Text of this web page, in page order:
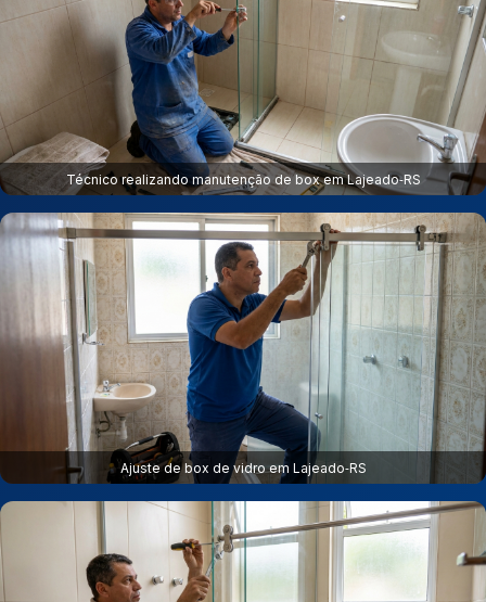
Técnico realizando manutenção de box em Lajeado‑RS
Ajuste de box de vidro em Lajeado‑RS